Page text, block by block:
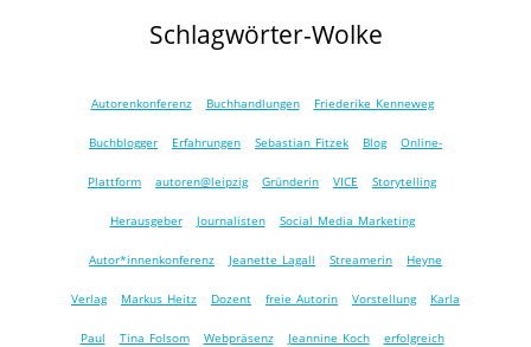
Schlagwörter-Wolke
Autorenkonferenz Buchhandlungen Friederike Kenneweg
Buchblogger Erfahrungen Sebastian Fitzek Blog Online-
Plattform autoren@leipzig Gründerin VICE Storytelling
Herausgeber Journalisten Social Media Marketing
Autor*innenkonferenz Jeanette Lagall Streamerin Heyne
Verlag Markus Heitz Dozent freie Autorin Vorstellung Karla
Paul Tina Folsom Webpräsenz Jeannine Koch erfolgreich